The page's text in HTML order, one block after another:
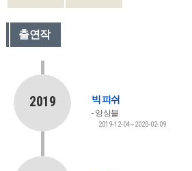
출연작
2019 빅 피쉬
앙상블
2019-12-04~2020-02-09